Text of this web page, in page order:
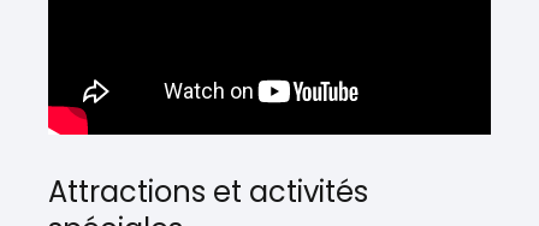
Attractions et activités